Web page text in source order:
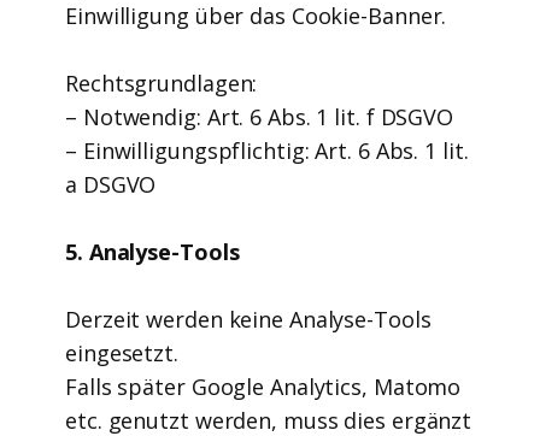
Einwilligung über das Cookie-Banner.
Rechtsgrundlagen:
– Notwendig: Art. 6 Abs. 1 lit. f DSGVO
– Einwilligungspflichtig: Art. 6 Abs. 1 lit.
a DSGVO
5. Analyse-Tools
Derzeit werden keine Analyse-Tools
eingesetzt.
Falls später Google Analytics, Matomo
etc. genutzt werden, muss dies ergänzt